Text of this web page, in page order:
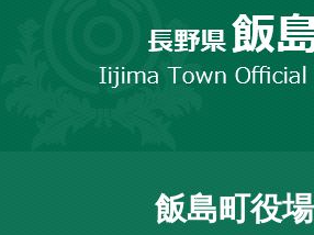
飯島町役場